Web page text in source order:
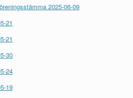
2025-06-09
21
21
30
24
19